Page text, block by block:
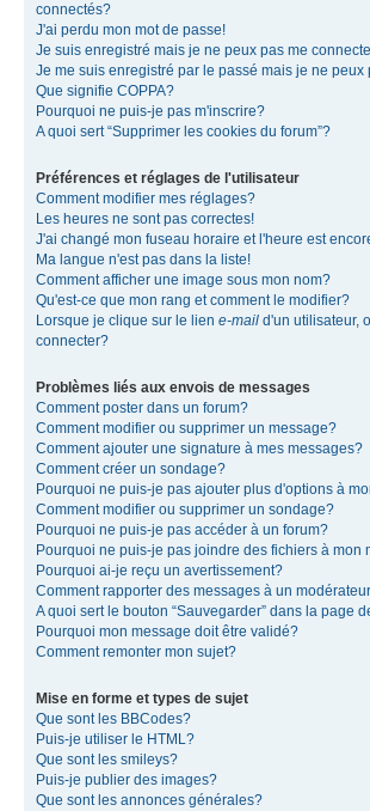
connectés?
J'ai perdu mon mot de passe!
Je suis enregistré mais je ne peux pas me
Je me suis enregistré par le passé mais je ne peux
Que signifie COPPA?
Pourquoi ne puis-je pas m'inscrire?
A quoi sert “Supprimer les cookies du forum”?
Préférences et réglages de l'utilisateur
Comment modifier mes réglages?
Les heures ne sont pas correctes!
J'ai changé mon fuseau horaire et l'heure est
Ma langue n'est pas dans la liste!
Comment afficher une image sous mon nom?
Qu'est-ce que mon rang et comment le modifier?
Lorsque je clique sur le lien e-mail d'un utilisateur,
connecter?
Problèmes liés aux envois de messages
Comment poster dans un forum?
Comment modifier ou supprimer un message?
Comment ajouter une signature à mes messages?
Comment créer un sondage?
Pourquoi ne puis-je pas ajouter plus d'options à
Comment modifier ou supprimer un sondage?
Pourquoi ne puis-je pas accéder à un forum?
Pourquoi ne puis-je pas joindre des fichiers à mon
Pourquoi ai-je reçu un avertissement?
Comment rapporter des messages à un
A quoi sert le bouton “Sauvegarder” dans la page
Pourquoi mon message doit être validé?
Comment remonter mon sujet?
Mise en forme et types de sujet
Que sont les BBCodes?
Puis-je utiliser le HTML?
Que sont les smileys?
Puis-je publier des images?
Que sont les annonces générales?